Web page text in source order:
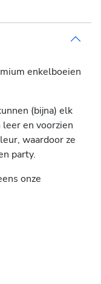
enkelboeien
(bijna) elk
leer en voorzien
waardoor ze
party.
onze